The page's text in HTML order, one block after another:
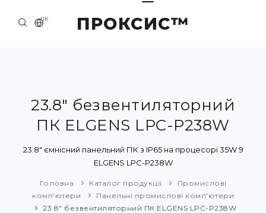
ПРОКСИС™
UK
ПРО НАС
ПРИКЛАДИ ТА РІШЕННЯ
КАТАЛОГ ПРОДУКЦІЇ
23.8" безвентиляторний
ПК ELGENS LPC-P238W
23.8" ємнісний панельний ПК з IP65 на процесорі 35W 9
ELGENS LPC-P238W
Головна Каталог продукції
Промислові
комп'ютери
Панельні промислові комп'ютери
23.8" безвентиляторний ПК ELGENS LPC-P238W